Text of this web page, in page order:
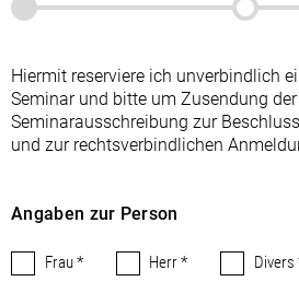
Hiermit reserviere ich unverbindlich
Seminar und bitte um Zusendung
Seminarausschreibung zur
und zur rechtsverbindlichen
Angaben zur Person
Frau * Herr * Divers